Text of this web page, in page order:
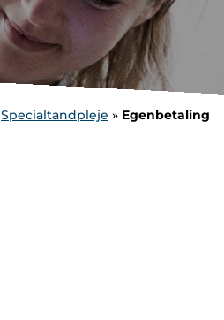
Specialtandpleje » Egenbetaling